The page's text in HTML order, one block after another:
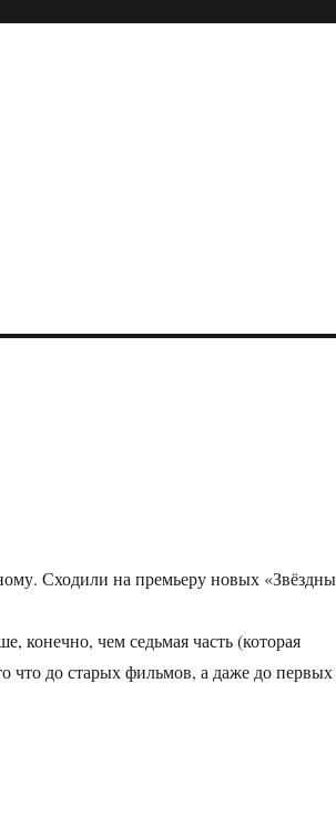
Сходили на премьеру новых
конечно, чем седьмая часть (которая
что до старых фильмов, а даже до первых